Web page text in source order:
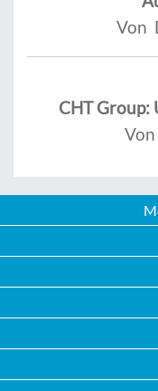
Von
CHT